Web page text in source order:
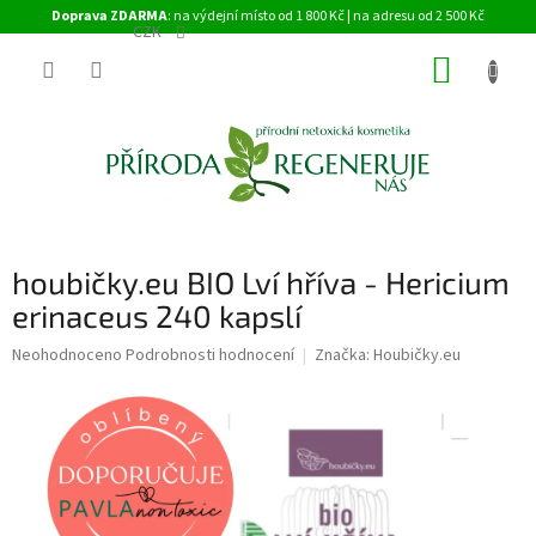
na
Doprava ZDARMA: na výdejní místo od 1 800 Kč | na adresu od 2 500 Kč
CZK
houbičky.eu BIO Lví hříva - Hericium
erinaceus 240 kapslí
Průměrné
hvězdiček.
Neohodnoceno Podrobnosti hodnocení Značka: Houbičky.eu